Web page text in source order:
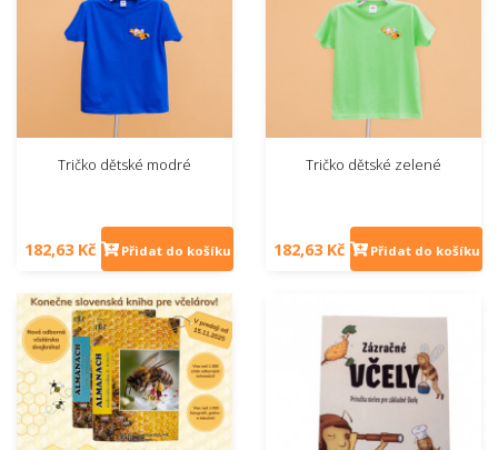
Tričko dětské modré
182,63 Kč Přidat do košíku
Tričko dětské zelené
182,63 Kč Přidat do košíku